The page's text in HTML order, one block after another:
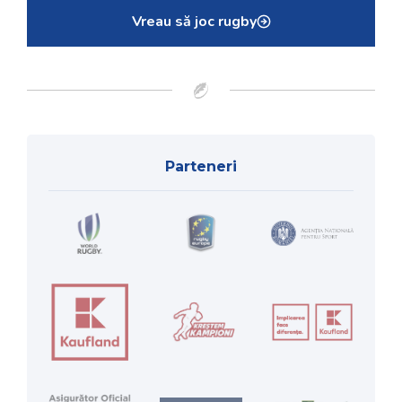
Vreau să joc rugby
Parteneri